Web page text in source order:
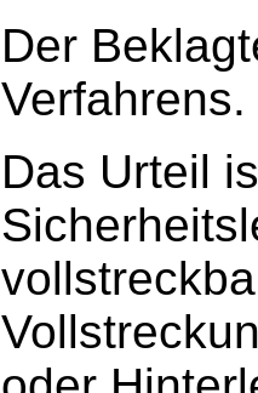
Der
Verfahrens.
Das Urteil